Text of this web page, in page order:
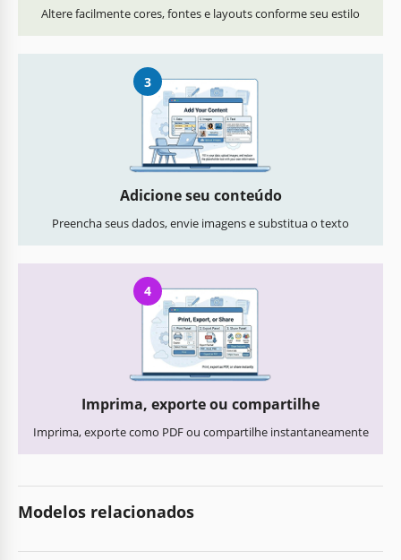
Altere facilmente cores, fontes e layouts conforme seu estilo
3
Adicione seu conteúdo
Preencha seus dados, envie imagens e substitua o texto
4
Imprima, exporte ou compartilhe
Imprima, exporte como PDF ou compartilhe instantaneamente
Modelos relacionados